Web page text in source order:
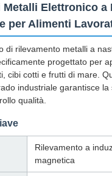
Metalli Elettronico a
per Alimenti
di rilevamento metalli a
progettato per
cibi cotti e frutti di mare.
industriale garantisce la
qualità.
Rilevamento a
magnetica